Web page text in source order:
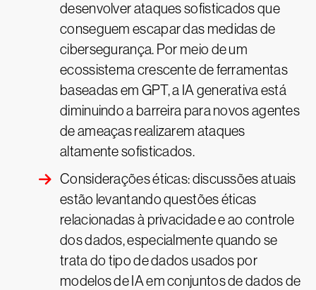
desenvolver ataques sofisticados que
conseguem escapar das medidas de
cibersegurança. Por meio de um
ecossistema crescente de ferramentas
baseadas em GPT, a IA generativa está
diminuindo a barreira para novos agentes
de ameaças realizarem ataques
altamente sofisticados.
Considerações éticas: discussões atuais
estão levantando questões éticas
relacionadas à privacidade e ao controle
dos dados, especialmente quando se
trata do tipo de dados usados por
modelos de IA em conjuntos de dados de